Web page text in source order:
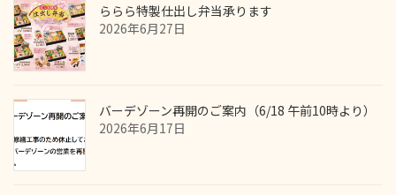
ららら特製仕出し弁当承ります
2026年6月27日
バーデゾーン再開のご案内（6/18 午前10時より）
2026年6月17日